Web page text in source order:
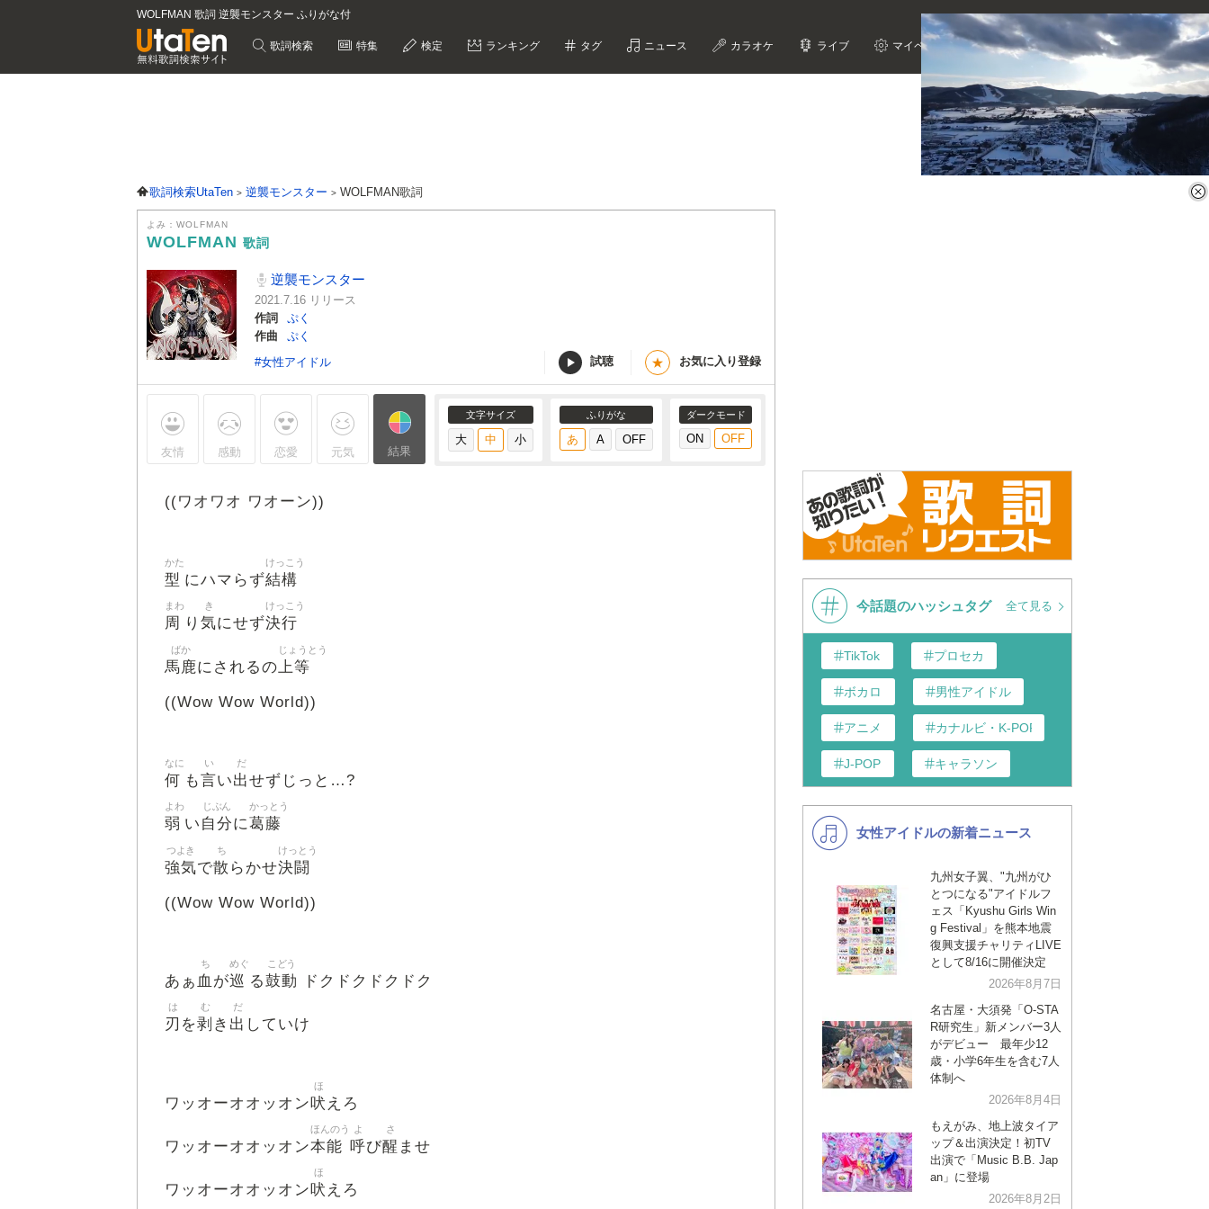
WOLFMAN 歌詞 逆襲モンスター ふりがな付
歌詞検索 特集 検定 ランキング タグ ニュース カラオケ ライブ マイページ
歌詞検索UtaTen 逆襲モンスター WOLFMAN歌詞
よみ：WOLFMAN
WOLFMAN 歌詞
逆襲モンスター
2021.7.16 リリース
作詞
ぷく
作曲
ぷく
#女性アイドル
試聴 ★ お気に入り登録
友情 感動 恋愛 元気 結果
文字サイズ ふりがな ダークモード
((ワオワオ ワオーン))
型
かた
にハマらず結構
けっこう
周
まわ
り 気
き
にせず決行
けっこう
馬鹿
ばか
にされるの 上等
じょうとう
((Wow Wow World))
何
なに
も言
い
い出
だ
せずじっと…?
弱
よわ
い 自分
じぶん
に葛藤
かっとう
強気
つよき
で散
ち
らかせ決闘
けっとう
((Wow Wow World))
あぁ 血
ち
が巡
めぐ
る鼓動
こどう
ドクドクドクドク
刃
は
を剥
む
き 出
だ
していけ
ワッオーオオッオン吠
ほ
えろ
ワッオーオオッオン本能
ほんのう
呼
よ
び醒
さ
ませ
ワッオーオオッオン吠
ほ
えろ
今話題のハッシュタグ 全て見る
TikTok プロセカ
ボカロ 男性アイドル
アニメ カナルビ・K-POP和訳
J-POP キャラソン
K-POP バンド
洋楽
VTuber ディズニー
女性アイドルの新着ニュース
九州女子翼、"九州がひ
とつになる"アイドルフ
ェス「Kyushu Girls Win
g Festival」を熊本地震
復興支援チャリティLIVE
として8/16に開催決定
2026年8月7日
名古屋・大須発「O-STA
R研究生」新メンバー3人
がデビュー 最年少12
歳・小学6年生を含む7人
体制へ
2026年8月4日
もえがみ、地上波タイア
ップ＆出演決定！初TV
出演で「Music B.B. Jap
an」に登場
2026年8月2日